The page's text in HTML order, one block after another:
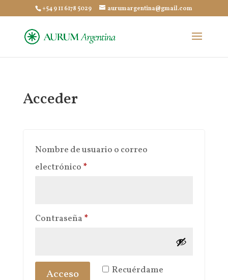
+54 9 11 6178 5029 aurumargentina@gmail.com
Acceder
Nombre de usuario o correo
electrónico *Obligatorio
Contraseña *Obligatorio
Recuérdame
Acceso